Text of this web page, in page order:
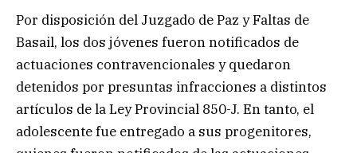
Por disposición del Juzgado de Paz y Faltas de
Basail, los dos jóvenes fueron notificados de
actuaciones contravencionales y quedaron
detenidos por presuntas infracciones a distintos
artículos de la Ley Provincial 850-J. En tanto, el
adolescente fue entregado a sus progenitores,